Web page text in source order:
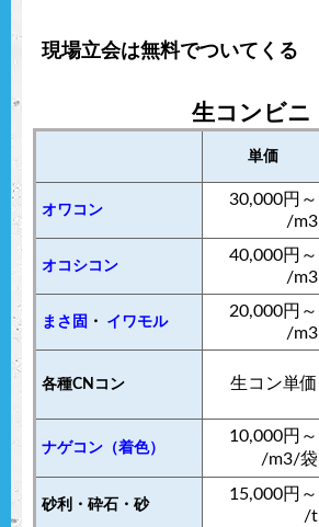
現場立会は無料でついてくる
生コンビニ
単価
オワコン
30,000円～
/m3
オコシコン
40,000円～
/m3
まさ固 ・ イワモル
20,000円～
/m3
各種CNコン 生コン単価
ナゲコン（着色）
10,000円～
/m3/袋
砂利・砕石・砂
15,000円～
/t